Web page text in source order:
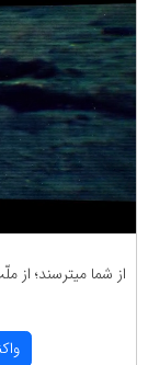
از شما میترسند؛ از